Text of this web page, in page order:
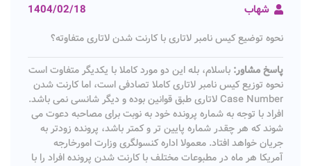
شهاب 1404/02/18
نحوه توضیع کیس نامبر لاتاری با کارنت شدن لاتاری متفاوته؟
پاسخ مشاور: باسلام، بله این دو مورد کاملا با یکدیگر متفاوت است
نحوه توزیع کیس نامبر لاتاری کاملا تصادفی است، اما کارنت شدن
Case Number لاتاری طبق قوانین بوده و دیگر شانسی نمی باشد.
افراد با توجه به شماره پرونده خود به نوبت برای مصاحبه دعوت می
شوند که هر چقدر شماره پایین تر و کمتر باشد، پرونده زودتر به
جریان خواهد افتاد. معمولا اداره کنسولگری وزارت امورخارجه
آمریکا هر ماه در مطبوعات مختلف با کارنت شدن پرونده افراد را با